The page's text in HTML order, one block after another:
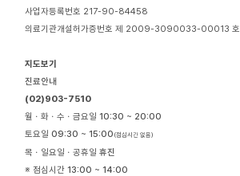
사업자등록번호 217-90-84458
의료기관개설허가증번호 제 2009-3090033-00013 호
지도보기
진료안내
(02)903-7510
월ㆍ화ㆍ수ㆍ금요일10:30 ~ 20:00
토요일09:30 ~ 15:00 (점심시간 없음)
목ㆍ일요일ㆍ공휴일휴진
※ 점심시간13:00 ~ 14:00